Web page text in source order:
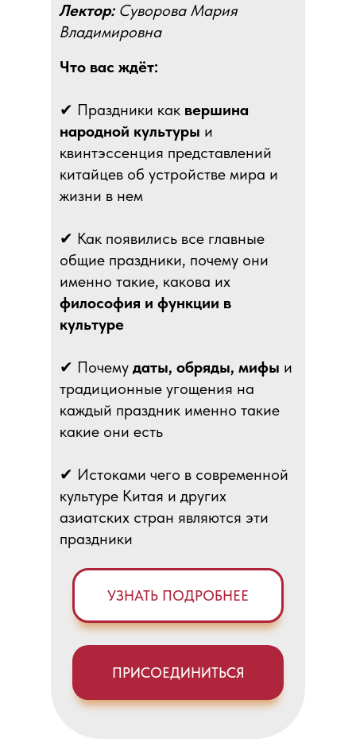
Что вас ждёт:
✔ Праздники как вершина
народной культуры и
квинтэссенция представлений
китайцев об устройстве мира и
жизни в нем
✔ Как появились все главные
общие праздники, почему они
именно такие, какова их
философия и функции в
культуре
✔ Почему даты, обряды, мифы и
традиционные угощения на
каждый праздник именно такие
какие они есть
✔ Истоками чего в современной
культуре Китая и других
азиатских стран являются эти
праздники
УЗНАТЬ ПОДРОБНЕЕ
ПРИСОЕДИНИТЬСЯ
Лектор: Суворова Мария
Владимировна